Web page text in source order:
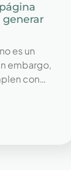
es un
embargo,
con…